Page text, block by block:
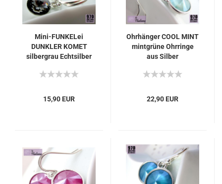
Mini-FUNKELei
DUNKLER KOMET
silbergrau Echtsilber
15,90 EUR
Ohrhänger COOL MINT
mintgrüne Ohrringe
aus Silber
22,90 EUR